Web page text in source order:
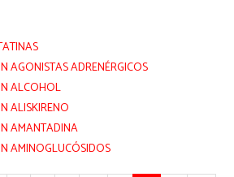
AGONISTAS ADRENÉRGICOS
ALCOHOL
ALISKIRENO
AMANTADINA
AMINOGLUCÓSIDOS